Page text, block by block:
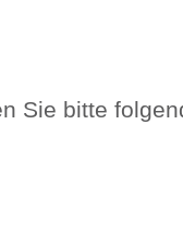
Sie bitte